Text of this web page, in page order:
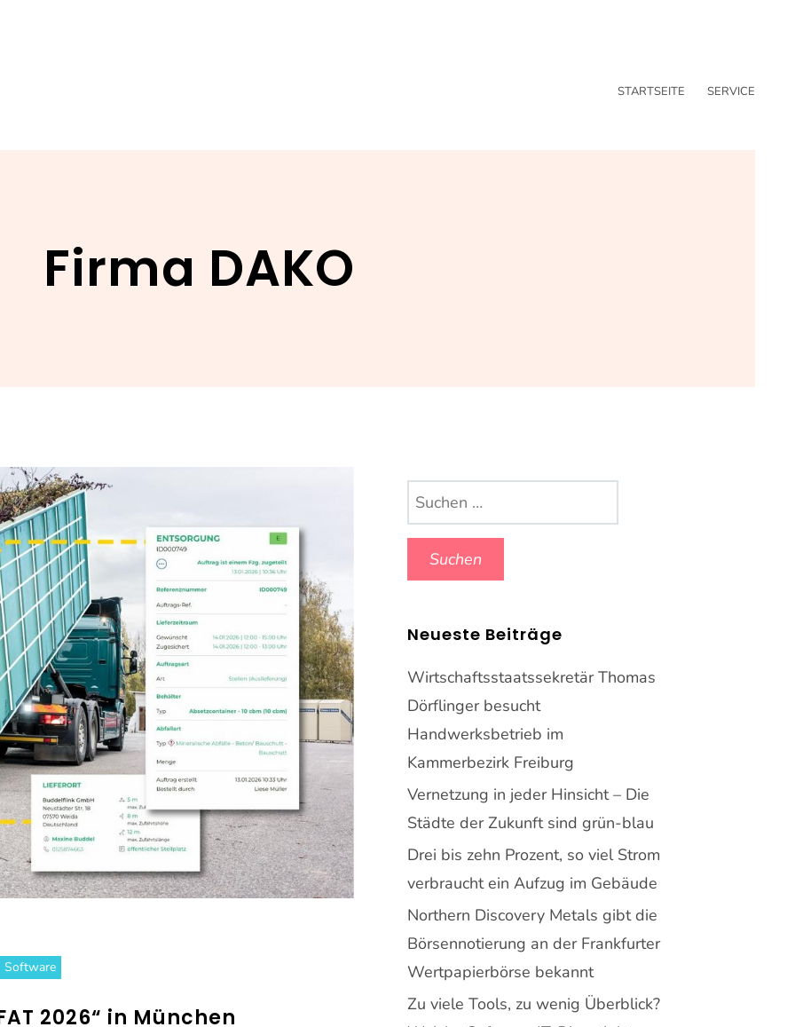
STARTSEITE SERVICE
Firma DAKO
Software
2026“ in München
Suchen
nach:
Neueste Beiträge
Wirtschaftsstaatssekretär Thomas
Dörflinger besucht
Handwerksbetrieb im
Kammerbezirk Freiburg
Vernetzung in jeder Hinsicht – Die
Städte der Zukunft sind grün-blau
Drei bis zehn Prozent, so viel Strom
verbraucht ein Aufzug im Gebäude
Northern Discovery Metals gibt die
Börsennotierung an der Frankfurter
Wertpapierbörse bekannt
Zu viele Tools, zu wenig Überblick?